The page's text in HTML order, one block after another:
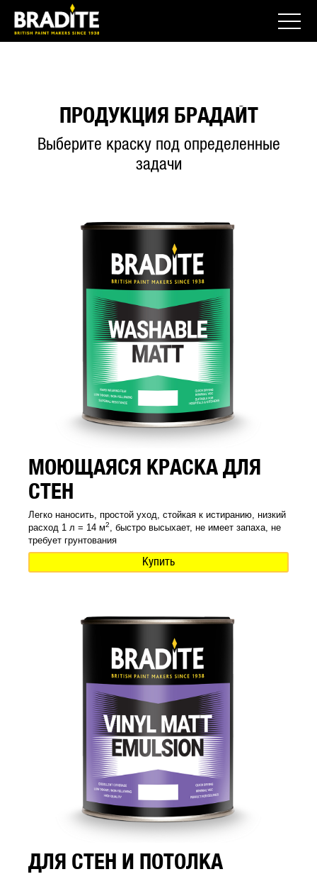
ПРОДУКЦИЯ БРАДАЙТ
Выберите краску под определенные
задачи
МОЮЩАЯСЯ КРАСКА ДЛЯ
СТЕН
Легко наносить, простой уход, стойкая к истиранию, низкий
расход 1 л = 14 м2
, быстро высыхает, не имеет запаха, не
требует грунтования
Купить
ДЛЯ СТЕН И ПОТОЛКА